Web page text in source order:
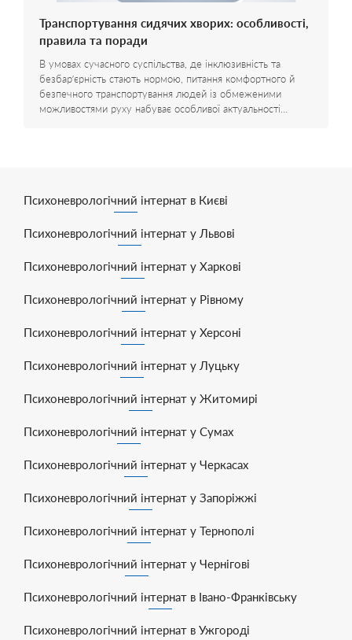
Транспортування сидячих хворих: особливості,
правила та поради
В умовах сучасного суспільства, де інклюзивність та
безбар’єрність стають нормою, питання комфортного й
безпечного транспортування людей із обмеженими
можливостями руху набуває особливої актуальності…
Психоневрологічний інтернат в Києві
Психоневрологічний інтернат у Львові
Психоневрологічний інтернат у Харкові
Психоневрологічний інтернат у Рівному
Психоневрологічний інтернат у Херсоні
Психоневрологічний інтернат у Луцьку
Психоневрологічний інтернат у Житомирі
Психоневрологічний інтернат у Сумах
Психоневрологічний інтернат у Черкасах
Психоневрологічний інтернат у Запоріжжі
Психоневрологічний інтернат у Тернополі
Психоневрологічний інтернат у Чернігові
Психоневрологічний інтернат в Івано-Франківську
Психоневрологічний інтернат в Ужгороді